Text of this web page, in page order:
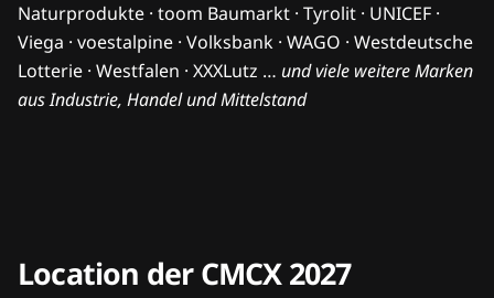
Naturprodukte · toom Baumarkt · Tyrolit · UNICEF ·
Viega · voestalpine · Volksbank · WAGO · Westdeutsche
Lotterie · Westfalen · XXXLutz … und viele weitere Marken
aus Industrie, Handel und Mittelstand
Location der CMCX 2027